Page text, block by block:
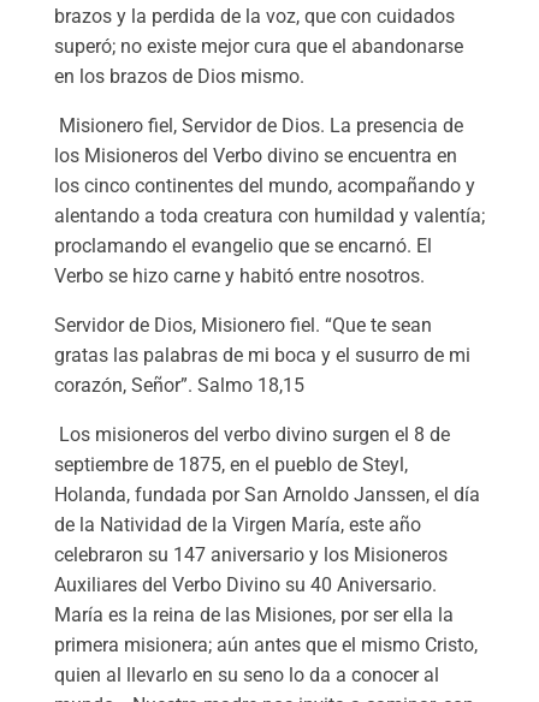
brazos y la perdida de la voz, que con cuidados
superó; no existe mejor cura que el abandonarse
en los brazos de Dios mismo.
Misionero fiel, Servidor de Dios. La presencia de
los Misioneros del Verbo divino se encuentra en
los cinco continentes del mundo, acompañando y
alentando a toda creatura con humildad y valentía;
proclamando el evangelio que se encarnó. El
Verbo se hizo carne y habitó entre nosotros.
Servidor de Dios, Misionero fiel. “Que te sean
gratas las palabras de mi boca y el susurro de mi
corazón, Señor”. Salmo 18,15
Los misioneros del verbo divino surgen el 8 de
septiembre de 1875, en el pueblo de Steyl,
Holanda, fundada por San Arnoldo Janssen, el día
de la Natividad de la Virgen María, este año
celebraron su 147 aniversario y los Misioneros
Auxiliares del Verbo Divino su 40 Aniversario.
María es la reina de las Misiones, por ser ella la
primera misionera; aún antes que el mismo Cristo,
quien al llevarlo en su seno lo da a conocer al